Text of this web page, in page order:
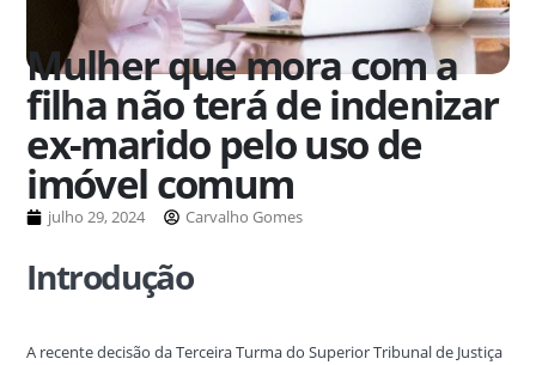
Mulher que mora com a
filha não terá de indenizar
ex-marido pelo uso de
imóvel comum
julho 29, 2024 Carvalho Gomes
Introdução
A recente decisão da Terceira Turma do Superior Tribunal de Justiça